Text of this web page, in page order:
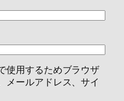
使用するためブラウザ
メールアドレス、サイ